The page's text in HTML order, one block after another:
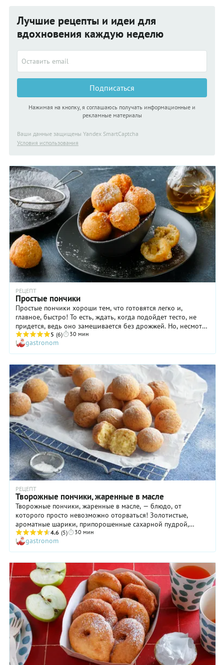
Лучшие рецепты и идеи для
вдохновения каждую неделю
Подписаться
Нажимая на кнопку, я соглашаюсь получать информационные и
рекламные материалы
Ваши данные защищены Yandex SmartCaptcha
Условия использования
РЕЦЕПТ
Простые пончики
Простые пончики хороши тем, что готовятся легко и,
главное, быстро! То есть, ждать, когда подойдет тесто, не
придется, ведь оно замешивается без дрожжей. Но, несмотря
на такую «упрощенку», пончики никого не разочаруют: они
получатся необыкновенно аппетитными и исчезнут со стола
за считанные минуты. Устоять перед этими румяными
даже самые ревностные сторонники здорового питания. Что
ж, как нам кажется, если очень хочется, то баловать себя не
только можно, но и нужно, хотя бы иногда!
5 (6) 30 мин
gastronom
РЕЦЕПТ
Творожные пончики, жаренные в масле
Творожные пончики, жаренные в масле, — блюдо, от
которого просто невозможно оторваться! Золотистые,
ароматные шарики, припорошенные сахарной пудрой,
вызывают непреодолимое желание съесть еще один... И еще
один, и еще! Готовятся пончики довольно быстро и просто,
главное — быть осторожным при жарке их в кипящем масле.
Кстати, узнать, достаточно ли оно нагрелось, можно и без
термометра: опустите в него деревянную палочку и, если
вокруг начинают образовываться мелкие пузырьки, то
фритюр готов. Творожные пончики, жаренные в масле,
следует подавать на стол сразу, потому что с пылу с жару
они особенно хороши!
4.6 (5) 30 мин
gastronom